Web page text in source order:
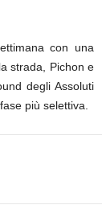
con una
strada, Pichon e
degli Assoluti
più selettiva.